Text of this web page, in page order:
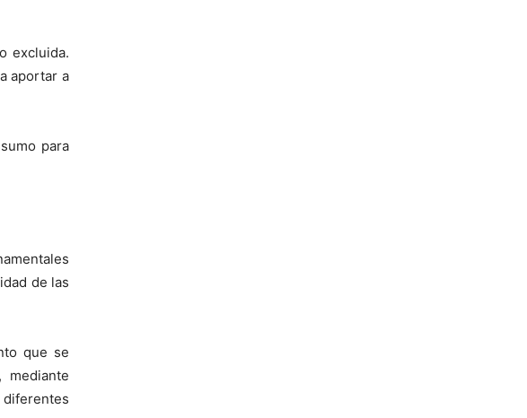
excluida.
aportar a
para
de las
que se